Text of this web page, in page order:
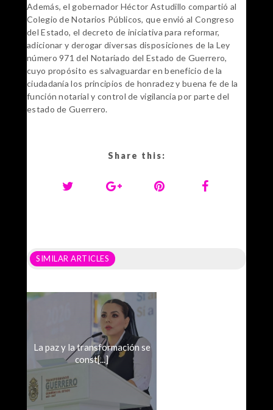
Además, el gobernador Héctor Astudillo compartió al
Colegio de Notarios Públicos, que envió al Congreso
del Estado, el decreto de iniciativa para reformar,
adicionar y derogar diversas disposiciones de la Ley
número 971 del Notariado del Estado de Guerrero,
cuyo propósito es salvaguardar en beneficio de la
ciudadanía los principios de honradez y buena fe de la
función notarial y control de vigilancia por parte del
estado de Guerrero.
Share this:
SIMILAR ARTICLES
La paz y la transformación se
const[...]